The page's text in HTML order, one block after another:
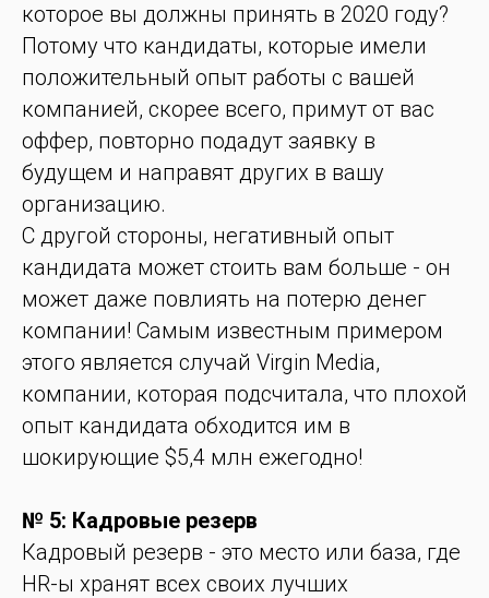
которое вы должны принять в 2020 году?
Потому что кандидаты, которые имели
положительный опыт работы с вашей
компанией, скорее всего, примут от вас
оффер, повторно подадут заявку в
будущем и направят других в вашу
организацию.
С другой стороны, негативный опыт
кандидата может стоить вам больше - он
может даже повлиять на потерю денег
компании! Самым известным примером
этого является случай Virgin Media,
компании, которая подсчитала, что плохой
опыт кандидата обходится им в
шокирующие $5,4 млн ежегодно!
№ 5: Кадровые резерв
Кадровый резерв - это место или база, где
HR-ы хранят всех своих лучших